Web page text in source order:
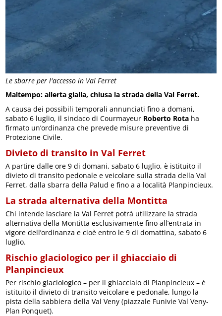
Le sbarre per l'accesso in Val Ferret
Maltempo: allerta gialla, chiusa la strada della Val Ferret.
A causa dei possibili temporali annunciati fino a domani,
sabato 6 luglio, il sindaco di Courmayeur Roberto Rota ha
firmato un’ordinanza che prevede misure preventive di
Protezione Civile.
Divieto di transito in Val Ferret
A partire dalle ore 9 di domani, sabato 6 luglio, è istituito il
divieto di transito pedonale e veicolare sulla strada della Val
Ferret, dalla sbarra della Palud e fino a a località Planpincieux.
La strada alternativa della Montitta
Chi intende lasciare la Val Ferret potrà utilizzare la strada
alternativa della Montitta esclusivamente fino all’entrata in
vigore dell’ordinanza e cioè entro le 9 di domattina, sabato 6
luglio.
Rischio glaciologico per il ghiacciaio di
Planpincieux
Per rischio glaciologico – per il ghiacciaio di Planpincieux – è
istituito il divieto di transito veicolare e pedonale, lungo la
pista della sabbiera della Val Veny (piazzale Funivie Val Veny-
Plan Ponquet).